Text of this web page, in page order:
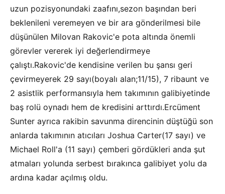
uzun pozisyonundaki zaafını,sezon başından beri
beklenileni veremeyen ve bir ara gönderilmesi bile
düşünülen Milovan Rakovic'e pota altında önemli
görevler vererek iyi değerlendirmeye
çalıştı.Rakovic'de kendisine verilen bu şansı geri
çevirmeyerek 29 sayı(boyalı alan;11/15), 7 ribaunt ve
2 asistlik performansıyla hem takımının galibiyetinde
baş rolü oynadı hem de kredisini arttırdı.Ercüment
Sunter ayrıca rakibin savunma direncinin düştüğü son
anlarda takımının atıcıları Joshua Carter(17 sayı) ve
Michael Roll'a (11 sayı) çemberi gördükleri anda şut
atmaları yolunda serbest bırakınca galibiyet yolu da
ardına kadar açılmış oldu.